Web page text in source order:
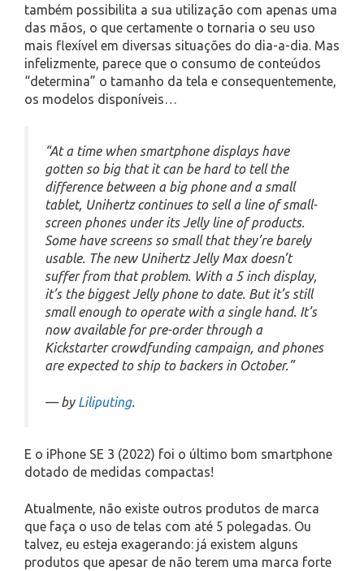
também possibilita a sua utilização com apenas uma
das mãos, o que certamente o tornaria o seu uso
mais flexível em diversas situações do dia-a-dia. Mas
infelizmente, parece que o consumo de conteúdos
“determina” o tamanho da tela e consequentemente,
os modelos disponíveis…
“At a time when smartphone displays have
gotten so big that it can be hard to tell the
difference between a big phone and a small
tablet, Unihertz continues to sell a line of small-
screen phones under its Jelly line of products.
Some have screens so small that they’re barely
usable. The new Unihertz Jelly Max doesn’t
suffer from that problem. With a 5 inch display,
it’s the biggest Jelly phone to date. But it’s still
small enough to operate with a single hand. It’s
now available for pre-order through a
Kickstarter crowdfunding campaign, and phones
are expected to ship to backers in October.”
— by Liliputing.
E o iPhone SE 3 (2022) foi o último bom smartphone
dotado de medidas compactas!
Atualmente, não existe outros produtos de marca
que faça o uso de telas com até 5 polegadas. Ou
talvez, eu esteja exagerando: já existem alguns
produtos que apesar de não terem uma marca forte